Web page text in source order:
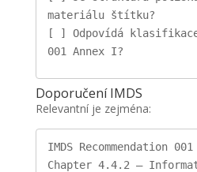
materiálu štítku?
[ ] Odpovídá klasifikace
001 Annex I?
Doporučení IMDS
Relevantní je zejména:
IMDS Recommendation 001
Chapter 4.4.2 –